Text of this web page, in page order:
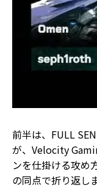
前半は、FULL
が、Velocity
ンを仕掛ける攻め
の同点で折り返しま